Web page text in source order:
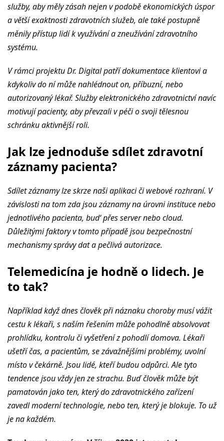
služby, aby měly zásah nejen v podobě ekonomických úspor
a větší exaktnosti zdravotních služeb, ale také postupně
měnily přístup lidí k využívání a zneužívání zdravotního
systému.
V rámci projektu Dr. Digital patří dokumentace klientovi a
kdykoliv do ní může nahlédnout on, příbuzní, nebo
autorizovaný lékař. Služby elektronického zdravotnictví navíc
motivují pacienty, aby převzali v péči o svoji tělesnou
schránku aktivnější roli.
Jak lze jednoduše sdílet zdravotní
záznamy pacienta?
Sdílet záznamy lze skrze naši aplikaci či webové rozhraní. V
závislosti na tom zda jsou záznamy na úrovni instituce nebo
jednotlivého pacienta, bud‘ přes server nebo cloud.
Důležitými faktory v tomto případě jsou bezpečnostní
mechanismy správy dat a pečlivá autorizace.
Telemedicína je hodně o lidech. Je
to tak?
Například když dnes člověk při náznaku choroby musí vážit
cestu k lékaři, s naším řešením může pohodlně absolvovat
prohlídku, kontrolu či vyšetření z pohodlí domova. Lékaři
ušetří čas, a pacientům, se závažnějšími problémy, uvolní
místo v čekárně. Jsou lidé, kteří budou odpůrci. Ale tyto
tendence jsou vždy jen ze strachu. Buď člověk může být
pamatován jako ten, který do zdravotnického zařízení
zavedl moderní technologie, nebo ten, který je blokuje. To už
je na každém.